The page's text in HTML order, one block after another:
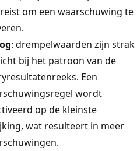
om een waarschuwing te
: drempelwaarden zijn strak
bij het patroon van de
Een
wordt
op de kleinste
wat resulteert in meer